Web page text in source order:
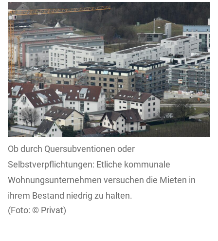
Ob durch Quersubventionen oder
Selbstverpflichtungen: Etliche kommunale
Wohnungsunternehmen versuchen die Mieten in
ihrem Bestand niedrig zu halten.
Privat)